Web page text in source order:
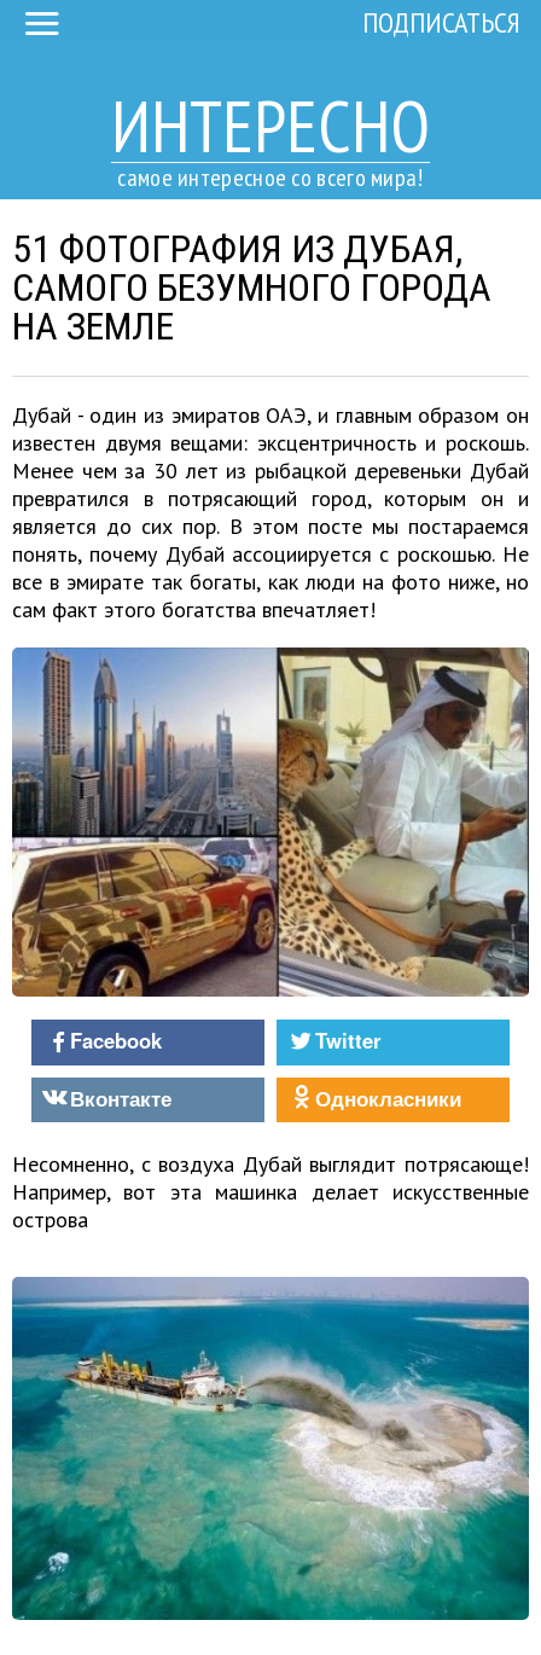
ИНТЕРЕСНО
самое интересное со всего мира!
ПОДПИСАТЬСЯ
51 ФОТОГРАФИЯ ИЗ ДУБАЯ,
САМОГО БЕЗУМНОГО ГОРОДА
НА ЗЕМЛЕ
Дубай - один из эмиратов ОАЭ, и главным образом он
известен двумя вещами: эксцентричность и роскошь.
Менее чем за 30 лет из рыбацкой деревеньки Дубай
превратился в потрясающий город, которым он и
является до сих пор. В этом посте мы постараемся
понять, почему Дубай ассоциируется с роскошью. Не
все в эмирате так богаты, как люди на фото ниже, но
сам факт этого богатства впечатляет!
Facebook
Twitter
Вконтакте
Однокласники
Несомненно, с воздуха Дубай выглядит потрясающе!
Например, вот эта машинка делает искусственные
острова